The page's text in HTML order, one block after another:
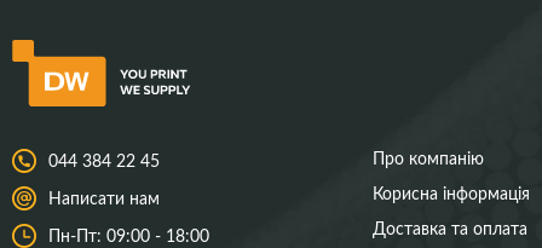
044 384 22 45
Написати нам
Пн-Пт: 09:00 - 18:00
Про компанію
Корисна інформація
Доставка та оплата